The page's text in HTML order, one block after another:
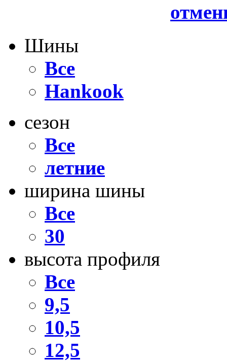
Шины
Все
Hankook
сезон
Все
летние
ширина шины
Все
30
высота профиля
Все
9,5
10,5
12,5